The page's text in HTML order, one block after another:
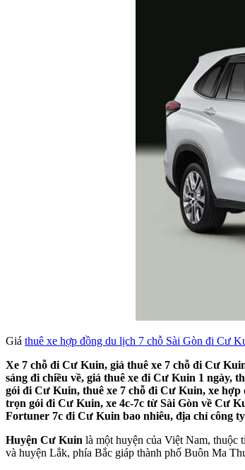
Giá thuê xe hợp đồng du lịch 7 chỗ Sài Gòn đi Cư
Xe 7 chỗ đi Cư Kuin, giá thuê xe 7 chỗ đi Cư
sáng đi chiều về, giá thuê xe đi Cư Kuin 1
gói đi Cư Kuin, thuê xe 7 chỗ đi Cư Kuin, xe
trọn gói đi Cư Kuin, xe 4c-7c từ Sài Gòn về Cư
Fortuner 7c đi Cư Kuin bao nhiêu, địa chỉ công
Huyện Cư Kuin là một huyện của Việt Nam,
và huyện Lắk, phía Bắc giáp thành phố Buôn Ma